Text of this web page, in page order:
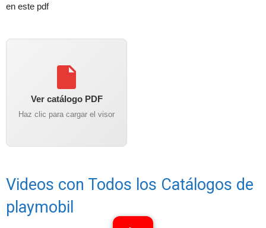
en este pdf
Ver catálogo PDF
Haz clic para cargar el visor
Videos con Todos los Catálogos de
playmobil